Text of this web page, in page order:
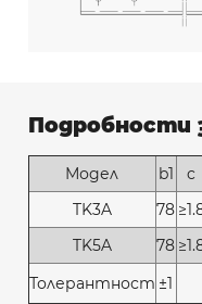
Подробности
Модел b1 c
TK3A
78
TK5A
78
Толерантност ±1